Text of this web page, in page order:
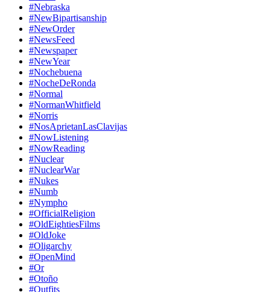
#Nebraska
#NewBipartisanship
#NewOrder
#NewsFeed
#Newspaper
#NewYear
#Nochebuena
#NocheDeRonda
#Normal
#NormanWhitfield
#Norris
#NosAprietanLasClavijas
#NowListening
#NowReading
#Nuclear
#NuclearWar
#Nukes
#Numb
#Nympho
#OfficialReligion
#OldEightiesFilms
#OldJoke
#Oligarchy
#OpenMind
#Or
#Otoño
#Outfits